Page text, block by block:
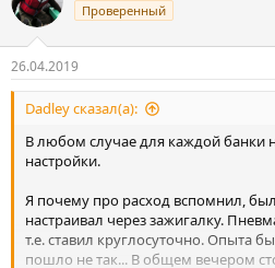
Проверенный
26.04.2019
Dadley сказал(а):
В любом случае для каждой
настройки.
Я почему про расход вспомнил,
настраивал через зажигалку.
т.е. ставил круглосуточно. Опыта
пошло не так... В общем вечером